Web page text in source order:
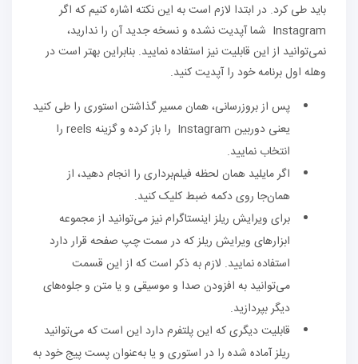
باید طی کرد. در ابتدا لازم است به این نکته اشاره کنیم که اگر
Instagram شما آپدیت نشده و نسخه جدید آن را ندارید،
نمی‌توانید از این قابلیت نیز استفاده نمایید. بنابراین بهتر است در
وهله اول برنامه خود را آپدیت کنید.
پس از بروزرسانی، همان مسیر گذاشتن استوری را طی کنید
یعنی دوربین Instagram را باز کرده و گزینه reels را
انتخاب نمایید.
اگر مایلید همان لحظه فیلم‌برداری را انجام دهید، از
همان‌جا روی دکمه ضبط کلیک کنید.
برای ویرایش ریلز اینستاگرام نیز می‌توانید از مجموعه
ابزارهای ویرایش ریلز که در سمت چپ صفحه قرار دارد
استفاده نمایید. لازم به ذکر است که از این قسمت
می‌توانید به افزودن صدا و موسیقی و یا متن و جلوه‌های
دیگر بپردازید.
قابلیت دیگری که این پلتفرم دارد این است که می‌توانید
ریلز آماده شده را در استوری و یا به‌عنوان پست پیج خود به